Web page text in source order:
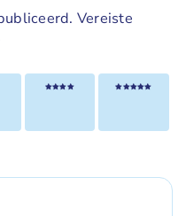
Vereiste
4 van 5 van